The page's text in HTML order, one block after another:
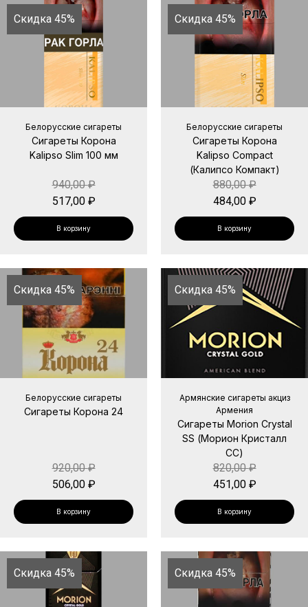
Скидка 45%
Белорусские сигареты
Сигареты Корона
Kalipso Slim 100 мм
940,00₽
517,00 ₽
В корзину
Скидка 45%
Белорусские сигареты
Сигареты Корона
Kalipso Compact
(Калипсо Компакт)
880,00₽
484,00 ₽
В корзину
Скидка 45%
Белорусские сигареты
Сигареты Корона 24
920,00₽
506,00 ₽
В корзину
Скидка 45%
Армянские сигареты акциз
Армения
Сигареты Morion Crystal
SS (Морион Кристалл
СС)
820,00₽
451,00 ₽
В корзину
Скидка 45% Скидка 45%